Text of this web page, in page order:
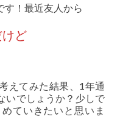
す！最近友人から
けど
えてみた結果、1年通
いでしょうか？少しで
ていきたいと思いま